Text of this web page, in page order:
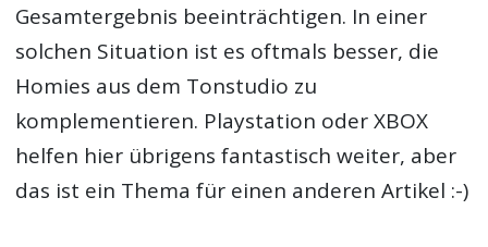
Gesamtergebnis beeinträchtigen. In einer
solchen Situation ist es oftmals besser, die
Homies aus dem Tonstudio zu
komplementieren. Playstation oder XBOX
helfen hier übrigens fantastisch weiter, aber
das ist ein Thema für einen anderen Artikel :-)